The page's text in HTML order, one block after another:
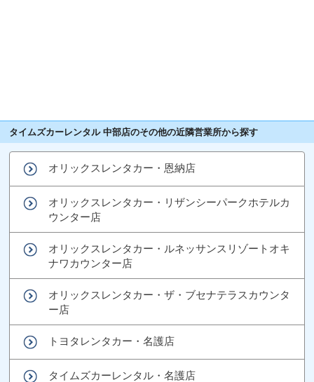
タイムズカーレンタル 中部店のその他の近隣営業所から探す
オリックスレンタカー・恩納店
オリックスレンタカー・リザンシーパークホテルカ
ウンター店
オリックスレンタカー・ルネッサンスリゾートオキ
ナワカウンター店
オリックスレンタカー・ザ・ブセナテラスカウンタ
ー店
トヨタレンタカー・名護店
タイムズカーレンタル・名護店